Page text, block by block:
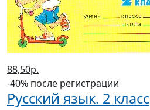
88,50р.
-40% после регистрации
Русский язык. 2 класс